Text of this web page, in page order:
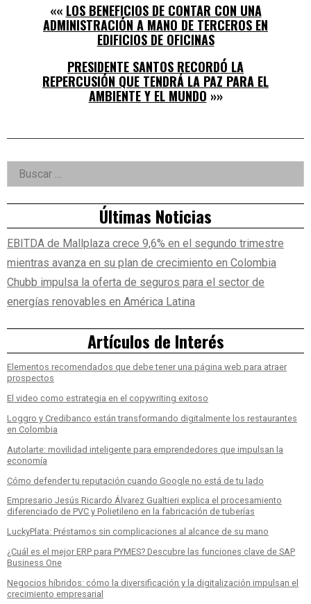
«« LOS BENEFICIOS DE CONTAR CON UNA
ADMINISTRACIÓN A MANO DE TERCEROS EN
EDIFICIOS DE OFICINAS
PRESIDENTE SANTOS RECORDÓ LA
REPERCUSIÓN QUE TENDRÁ LA PAZ PARA EL
AMBIENTE Y EL MUNDO »»
Right
Asides
Buscar:
Últimas Noticias
EBITDA de Mallplaza crece 9,6% en el segundo trimestre
mientras avanza en su plan de crecimiento en Colombia
Chubb impulsa la oferta de seguros para el sector de
energías renovables en América Latina
Artículos de Interés
Elementos recomendados que debe tener una página web para atraer
prospectos
El video como estrategia en el copywriting exitoso
Loggro y Credibanco están transformando digitalmente los restaurantes
en Colombia
Autolarte: movilidad inteligente para emprendedores que impulsan la
economía
Cómo defender tu reputación cuando Google no está de tu lado
Empresario Jesús Ricardo Álvarez Gualtieri explica el procesamiento
diferenciado de PVC y Polietileno en la fabricación de tuberías
LuckyPlata: Préstamos sin complicaciones al alcance de su mano
¿Cuál es el mejor ERP para PYMES? Descubre las funciones clave de SAP
Business One
Negocios híbridos: cómo la diversificación y la digitalización impulsan el
crecimiento empresarial